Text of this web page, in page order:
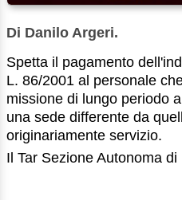
Di Danilo Argeri.
Spetta il pagamento
L. 86/2001 al personale
missione di lungo periodo
una sede differente da
originariamente servizio.
Il Tar Sezione Autonoma